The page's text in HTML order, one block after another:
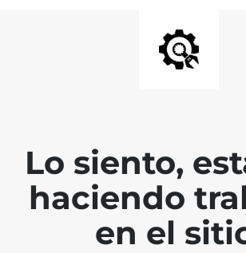
Lo siento,
haciendo
en el